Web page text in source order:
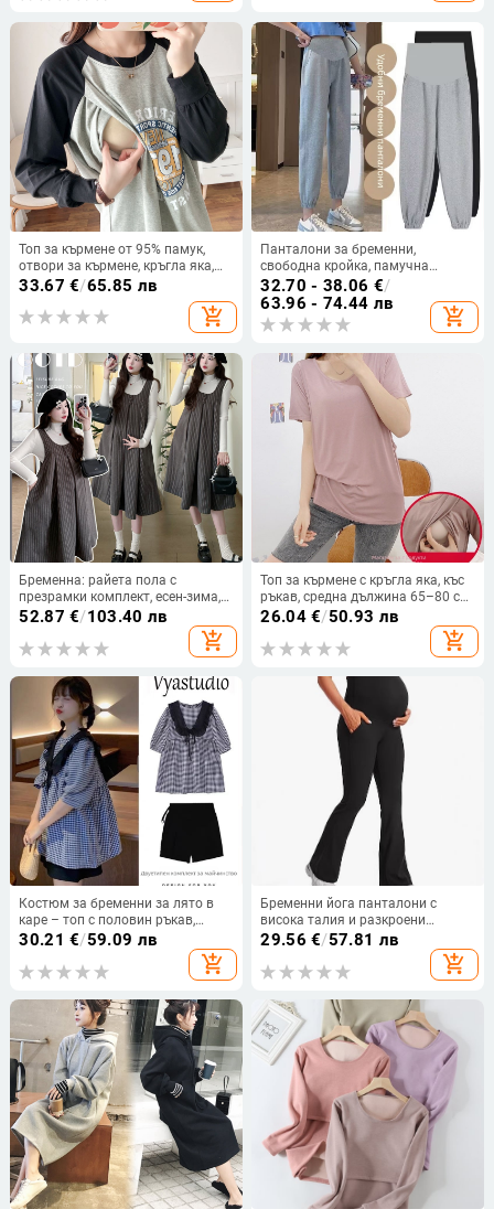
Топ за кърмене от 95% памук,
отвори за кърмене, кръгла яка,
дълги ръкави, пуловер стил.
33.67 €/65.85 лв
add_shopping_cart
Панталони за бременни,
свободна кройка, памучна
материя 70–80% памук,
панталони с средно еластична
талия, есен 2023
32.70 - 38.06 €/
63.96 - 74.44 лв
add_shopping_cart
Бременна: райета пола с
презрамки комплект, есен-зима,
двучастен костюм с пола и
горнище, дълги ръкави, памук-
еластан смес
52.87 €/103.40 лв
add_shopping_cart
Топ за кърмене с кръгла яка, къс
ръкав, средна дължина 65–80 см,
модална материя с органичен
26.04€/50.93 лв
add_shopping_cart
Костюм за бременни за лято в
каре – топ с половин ръкав,
панталон 3/4 дължина, 95%
30.21 €/59.09 лв
add_shopping_cart
Бременни йога панталони с
висока талия и разкроени
крачоли, подпомагане на корема,
полиестер/спандекс (70–80%
полиестер, <30% спандекс),
29.56 €/57.81 лв
add_shopping_cart